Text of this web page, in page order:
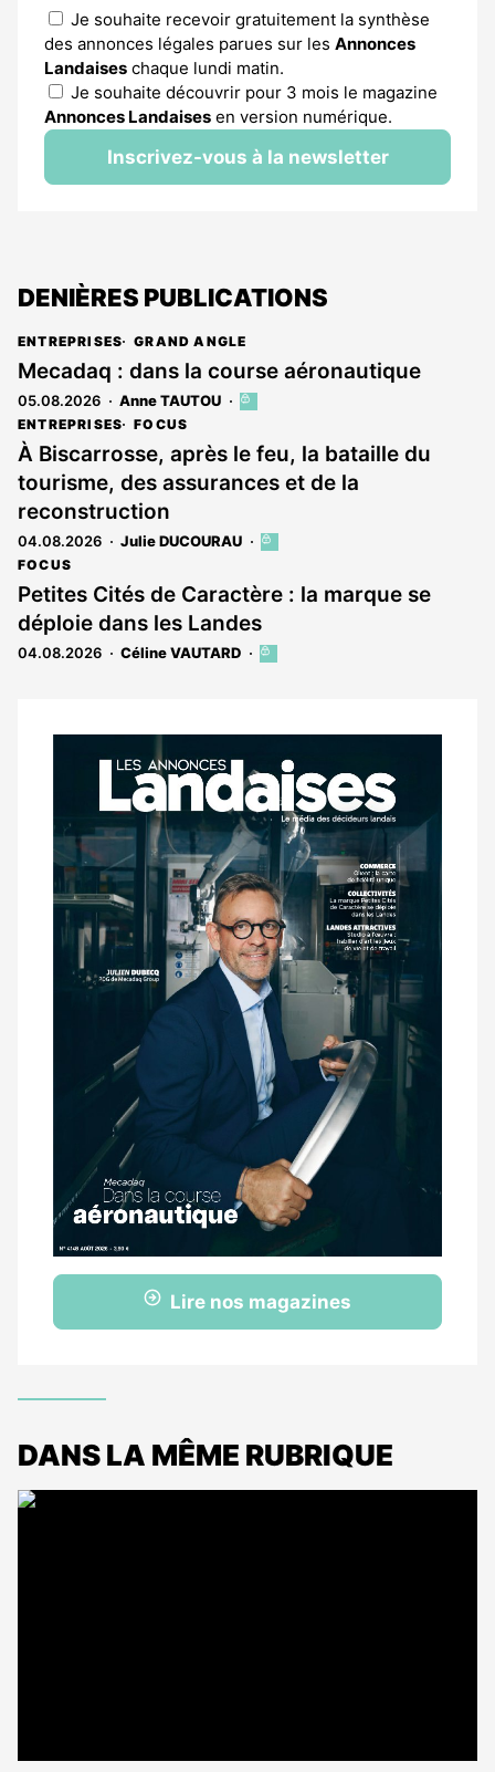
Je souhaite recevoir gratuitement la synthèse
des annonces légales parues sur les Annonces
Landaises chaque lundi matin.
Je souhaite découvrir pour 3 mois le magazine
Annonces Landaises en version numérique.
Inscrivez-vous à la newsletter
DENIÈRES PUBLICATIONS
ENTREPRISES GRAND ANGLE
Mecadaq : dans la course aéronautique
05.08.2026 Anne TAUTOU
Cet
est
réservé
aux
ENTREPRISES FOCUS
À Biscarrosse, après le feu, la bataille du
tourisme, des assurances et de la
reconstruction
04.08.2026 Julie DUCOURAU
Cet
réservé
aux
abonnés
FOCUS
Petites Cités de Caractère : la marque se
déploie dans les Landes
04.08.2026 Céline VAUTARD
Cet
aux
abonnés
Notre
dernier
magazine
Lire nos magazines
DANS LA MÊME RUBRIQUE